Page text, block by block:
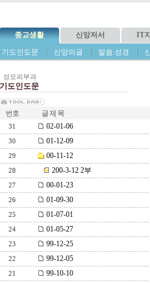
종교생활 신앙저서
IT
기도인도문 신앙의글 말씀.성경
성모피부과
기도인도문
번호 글 제 목
31 02-01-06
30 01-12-09
29 00-11-12
28 200-3-12 2부
27 00-01-23
26 01-09-30
25 01-07-01
24 01-05-27
23 99-12-25
22 99-12-05
21 99-10-10